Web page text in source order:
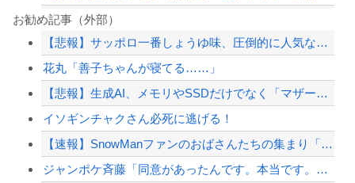
【朗報】中居正広さん、また聖人エピソードが追加されるｗｗｗｗｗ
東大「貯金あと数年で尽きます」→研究者削減へ…
【緊急速報】NYで警官が黒人男性の首を絞め、暴動第二波不可避へ
お勧め記事（外部）
【悲報】サッポロ一番しょうゆ味、圧倒的に人気なしｗｗｗｗｗｗｗｗｗｗ
花丸「善子ちゃんが寝てる……」
【悲報】生成AI、メモリやSSDだけでなく「マザーボード」まで値上げさせてしまい...
イソギンチャクさん必死に逃げる！
【速報】SnowManファンのおばさんたちの集まり「Snow Woman」、ライ...
ジャンポケ斉藤「同意があったんです。本当です。信じて下さい」 ←何でこの主張が通...